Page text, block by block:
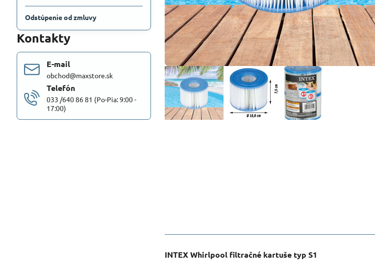
INTEX Whirlpool filtračné kartuše typ S1
Odstúpenie od zmluvy
Kontakty
E-mail
obchod@maxstore.sk
Telefón
033 /640 86 81 (Po-Pia: 9:00 -
17:00)